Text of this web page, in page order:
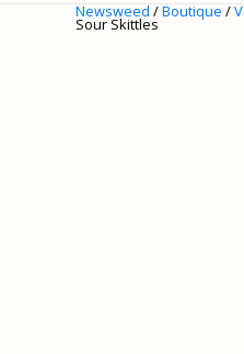
Newsweed/Boutique/
Sour Skittles